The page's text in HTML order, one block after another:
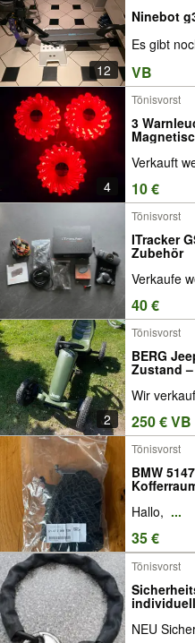
12
Ninebot
Es gibt
VB
4
Tönisvorst
3
Verkauft
10 €
Tönisvorst
ITracker
Zubehör
Verkaufe
40 €
2
Tönisvorst
BERG
Zustand
Wir
250 € VB
Tönisvorst
BMW
Hallo, ...
35 €
Tönisvorst
Sicherheitsschloß
NEU